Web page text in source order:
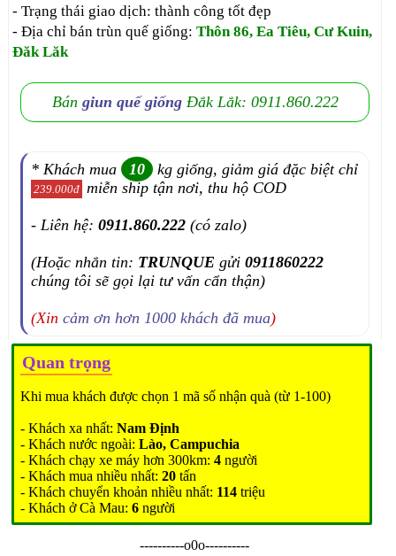
- Trạng thái giao dịch: thành công tốt đẹp
- Địa chỉ bán trùn quế giống:Thôn 86, Ea Tiêu, Cư Kuin,
Đăk Lăk
Bán giun quế giốngĐắk Lắk: 0911.860.222
* Khách mua 10 kg giống, giảm giá đặc biệt chỉ
239.000đ miễn ship tận nơi, thu hộ COD
- Liên hệ:0911.860.222 (có zalo)
(Hoặc nhắn tin: TRUNQUE gửi0911860222
chúng tôi sẽ gọi lại tư vấn cẩn thận)
(Xincảm ơn hơn 1000 khách đã mua)
Quan trọng
Khi mua khách được chọn 1 mã số nhận quà (từ 1-100)
- Khách xa nhất:Nam Định
- Khách nước ngoài:Lào, Campuchia
- Khách chạy xe máy hơn 300km:4 người
- Khách mua nhiều nhất:20 tấn
- Khách chuyển khoản nhiều nhất: 114 triệu
- Khách ở Cà Mau:6 người
----------o0o----------